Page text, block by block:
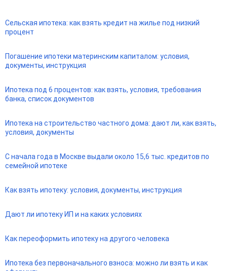
Сельская ипотека: как взять кредит на жилье под низкий
процент
Погашение ипотеки материнским капиталом: условия,
документы, инструкция
Ипотека под 6 процентов: как взять, условия, требования
банка, список документов
Ипотека на строительство частного дома: дают ли, как взять,
условия, документы
С начала года в Москве выдали около 15,6 тыс. кредитов по
семейной ипотеке
Как взять ипотеку: условия, документы, инструкция
Дают ли ипотеку ИП и на каких условиях
Как переоформить ипотеку на другого человека
Ипотека без первоначального взноса: можно ли взять и как